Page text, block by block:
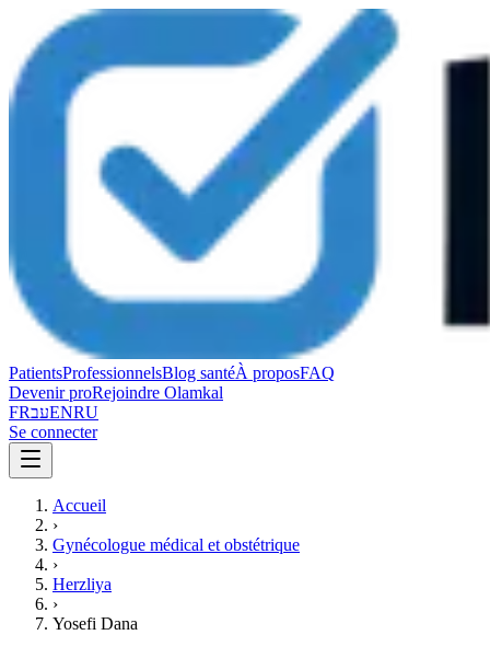
PatientsProfessionnelsBlog santéÀ proposFAQ
Devenir proRejoindre Olamkal
FRעבENRU
Se connecter
Accueil
›
Gynécologue médical et obstétrique
›
Herzliya
›
Yosefi Dana